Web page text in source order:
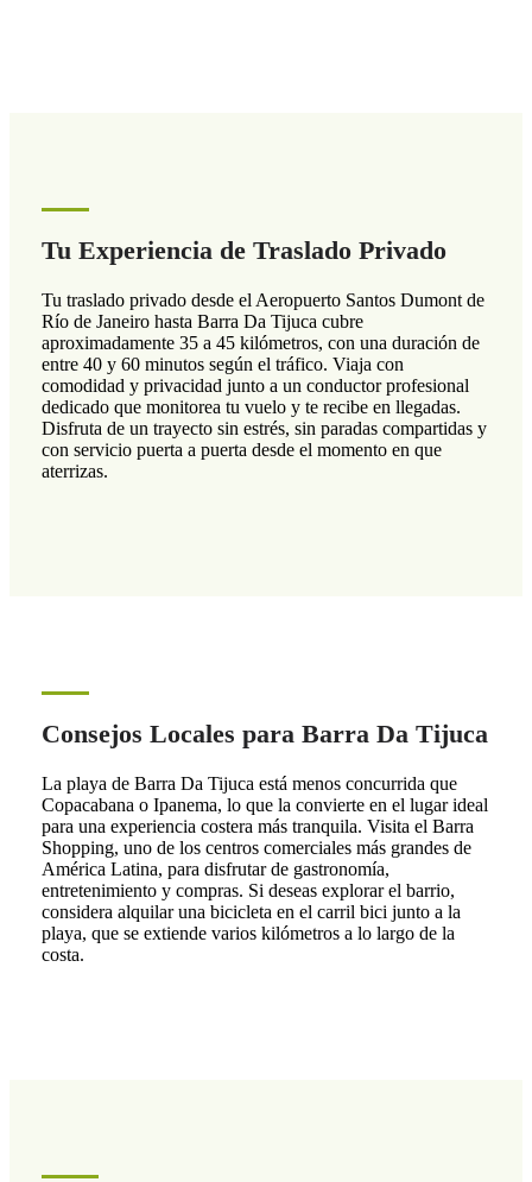
Tu Experiencia de Traslado Privado
Tu traslado privado desde el Aeropuerto Santos Dumont de
Río de Janeiro hasta Barra Da Tijuca cubre
aproximadamente 35 a 45 kilómetros, con una duración de
entre 40 y 60 minutos según el tráfico. Viaja con
comodidad y privacidad junto a un conductor profesional
dedicado que monitorea tu vuelo y te recibe en llegadas.
Disfruta de un trayecto sin estrés, sin paradas compartidas y
con servicio puerta a puerta desde el momento en que
aterrizas.
Consejos Locales para Barra Da Tijuca
La playa de Barra Da Tijuca está menos concurrida que
Copacabana o Ipanema, lo que la convierte en el lugar ideal
para una experiencia costera más tranquila. Visita el Barra
Shopping, uno de los centros comerciales más grandes de
América Latina, para disfrutar de gastronomía,
entretenimiento y compras. Si deseas explorar el barrio,
considera alquilar una bicicleta en el carril bici junto a la
playa, que se extiende varios kilómetros a lo largo de la
costa.